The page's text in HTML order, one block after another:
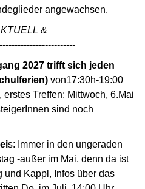
angewachsen.
&
2027 trifft sich jeden
von17:30h-19:00
Treffen: Mittwoch, 6.Mai
sind noch
s: Immer in den ungeraden
-außer im Mai, denn da ist
und Kappl, Infos über das